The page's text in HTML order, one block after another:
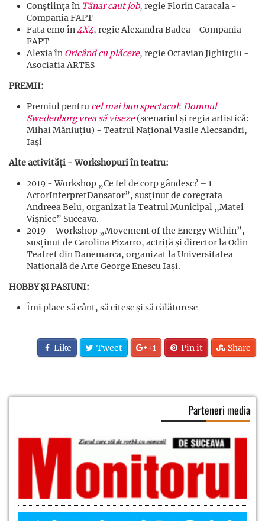
Conștiința în Tânar caut job, regie Florin Caracala -
Compania FAPT
Fata emo în4X4, regie Alexandra Badea - Compania
FAPT
Alexia în Oricând cu plăcere, regie Octavian Jighirgiu -
Asociația ARTES
PREMII:
Premiul pentru cel mai bun spectacol: Domnul
Swedenborg vrea să viseze(scenariul și regia artistică:
Mihai Măniuțiu) - Teatrul Național Vasile Alecsandri,
Iași
Alte activități - Workshopuriîn teatru:
2019 - Workshop „Ce fel de corp gândesc? – 1
ActorInterpretDansator”, susținut de coregrafa
Andreea Belu, organizat la Teatrul Municipal „Matei
Vișniec” Suceava.
2019 – Workshop „Movement of the Energy Within”,
susținut de Carolina Pizarro, actriță și director la Odin
Teatret din Danemarca, organizat la Universitatea
Națională de Arte George Enescu Iași.
HOBBY ȘI PASIUNI:
Îmi place să cânt, să citesc și să călătoresc
Like Tweet +1 Pin it Share
Parteneri media